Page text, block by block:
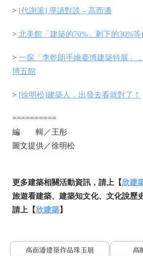
> [代謝派] 導讀對談 – 高而潘
> 北美館「建築的70%」剩下的30%等
> 一探「李乾朗手繪臺博建築特展」
博五館
> [徐明松]建築人，出發去看就對了！
==========
編 輯／王彤
圖文提供／徐明松
更多建築相關活動資訊，請上【欣建
旅遊看建築、建築知文化、文化說歷
請上【欣建築】
高而潘建築作品珠玉展
高